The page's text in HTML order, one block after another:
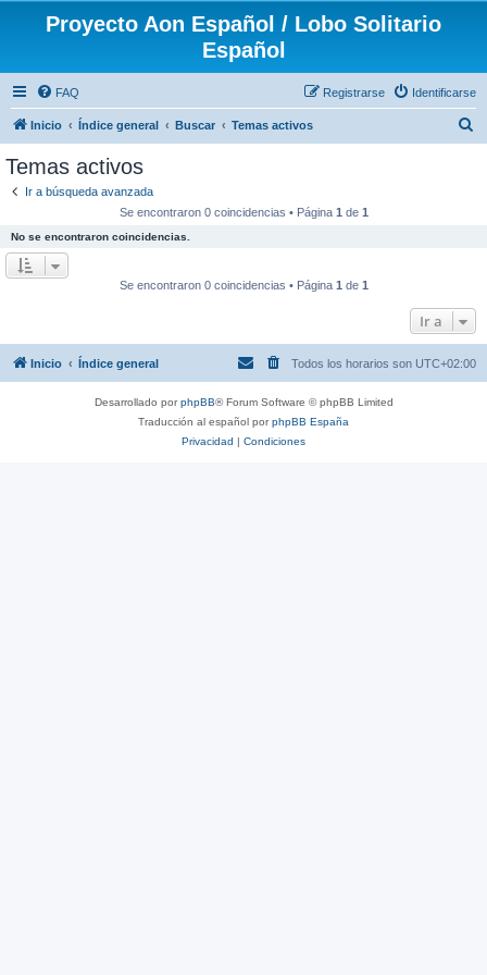
Proyecto Aon Español / Lobo Solitario
Español
FAQ Identificarse
Registrarse
Inicio Índice general Buscar Temas activos
Temas activos
Ir a búsqueda avanzada
Se encontraron 0 coincidencias • Página 1 de 1
No se encontraron coincidencias.
Se encontraron 0 coincidencias • Página 1 de 1
Ir a
Inicio Índice general Todos los horarios son UTC+02:00
Desarrollado porphpBB® Forum Software © phpBB Limited
Traducción al español porphpBB España
Privacidad | Condiciones